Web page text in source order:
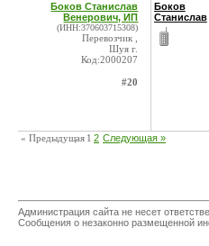
Боков Станислав
Венерович, ИП
(ИНН:370603715308)
Перевозчик ,
Шуя г.
Код:2000207
#20
Боков
Станислав
« Предыдущая 1 2 Следующая »
Администрация сайта не несет
Сообщения о незаконно размещенной